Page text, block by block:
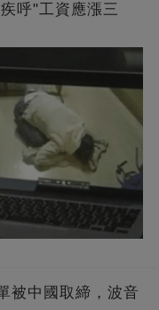
呼"工資應漲三
被中國取締，波音